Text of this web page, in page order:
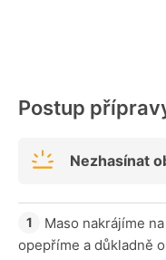
Postup
Nezhasínat
Maso nakrájíme
opepříme a důkladně